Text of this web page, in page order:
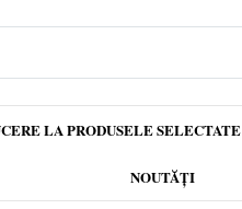
LA PRODUSELE SELECTATE
NOUTĂȚI